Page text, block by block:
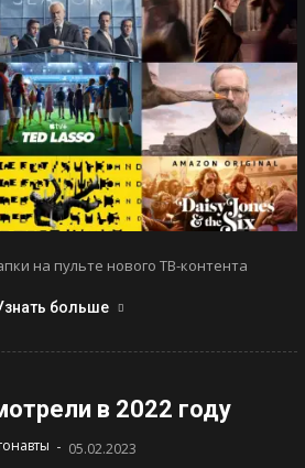
на пульте нового ТВ-контента
больше
в 2022 году
- 05.02.2023